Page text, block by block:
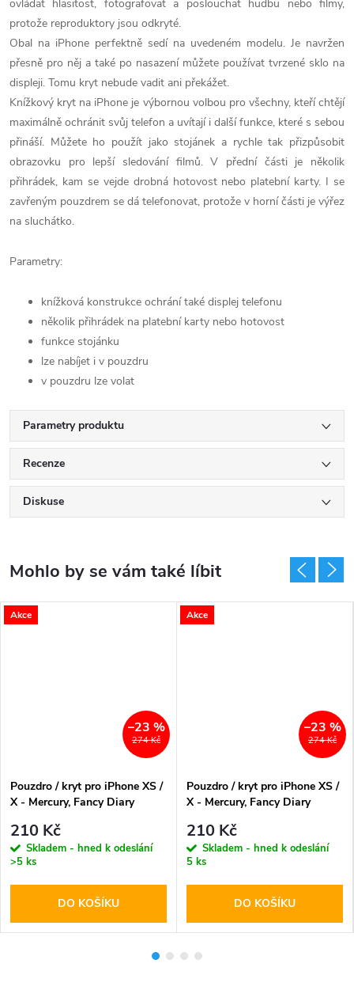
ovládat hlasitost, fotografovat a poslouchat hudbu nebo filmy,
protože reproduktory jsou odkryté.
Obal na iPhone perfektně sedí na uvedeném modelu. Je navržen
přesně pro něj a také po nasazení můžete používat tvrzené sklo na
displeji. Tomu kryt nebude vadit ani překážet.
Knížkový kryt na iPhone je výbornou volbou pro všechny, kteří chtějí
maximálně ochránit svůj telefon a uvítají i další funkce, které s sebou
přináší. Můžete ho použít jako stojánek a rychle tak přizpůsobit
obrazovku pro lepší sledování filmů. V přední části je několik
přihrádek, kam se vejde drobná hotovost nebo platební karty. I se
zavřeným pouzdrem se dá telefonovat, protože v horní části je výřez
na sluchátko.
Parametry:
knížková konstrukce ochrání také displej telefonu
několik přihrádek na platební karty nebo hotovost
funkce stojánku
lze nabíjet i v pouzdru
v pouzdru lze volat
Parametry produktu
Recenze
Diskuse
Akce
274 Kč
–23 %
Pouzdro / kryt pro iPhone XS /
X - Mercury, Fancy Diary
210 Kč
Skladem - hned k odeslání
>5 ks
DO KOŠÍKU
Akce
274 Kč
–23 %
Pouzdro / kryt pro iPhone XS /
X - Mercury, Fancy Diary
210 Kč
Skladem - hned k odeslání
5 ks
DO KOŠÍKU